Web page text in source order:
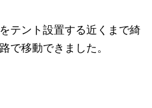
テント設置する近くまで綺
で移動できました。